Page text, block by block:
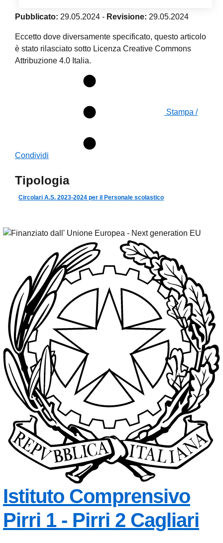
Pubblicato: 29.05.2024 - Revisione: 29.05.2024
Eccetto dove diversamente specificato, questo articolo
è stato rilasciato sotto Licenza Creative Commons
Attribuzione 4.0 Italia.
Stampa /
Condividi
Tipologia
Circolari A.S. 2023-2024 per il Personale scolastico
Istituto Comprensivo
Pirri 1 - Pirri 2 Cagliari